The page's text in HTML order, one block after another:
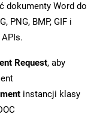
dokumenty Word do
PNG, BMP, GIF i
Request, aby
instancji klasy